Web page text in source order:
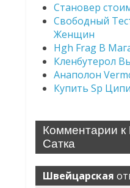
Становер
Свободный
Женщин
Hgh Frag В
Кленбутерол
Анаполон
Купить Sp
Комментарии
Сатка
Швейцарская